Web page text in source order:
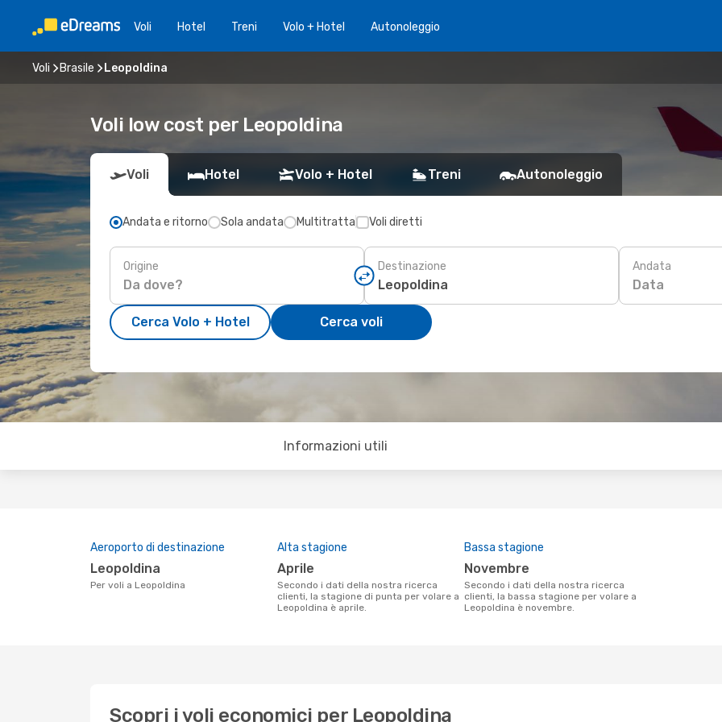
Voli Hotel Treni Volo + Hotel Autonoleggio
Voli Brasile Leopoldina
Voli low cost per Leopoldina
Voli Hotel Volo + Hotel Treni Autonoleggio
Andata e ritorno Sola andata Multitratta Voli diretti
Origine Destinazione Andata
Data
Cerca Volo + Hotel Cerca voli
Informazioni utili
Aeroporto di destinazione
Leopoldina
Per voli a Leopoldina
Alta stagione
aprile
Secondo i dati della nostra ricerca
clienti, la stagione di punta per volare a
Leopoldina è aprile.
Bassa stagione
novembre
Secondo i dati della nostra ricerca
clienti, la bassa stagione per volare a
Leopoldina è novembre.
Scopri i voli economici per Leopoldina